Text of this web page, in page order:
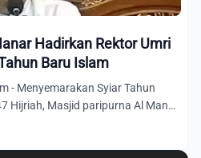
Hadirkan Rektor Umri
Baru Islam
- Menyemarakan Syiar Tahun
Hijriah, Masjid paripurna Al Manar